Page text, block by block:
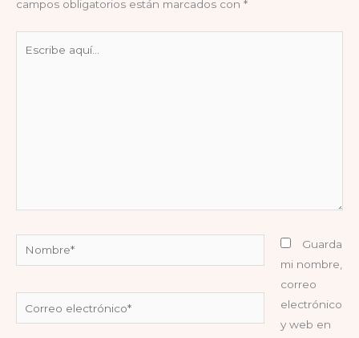
campos obligatorios están marcados con *
Nombre*
electrónico*
Guarda
mi nombre,
correo
electrónico
y web en